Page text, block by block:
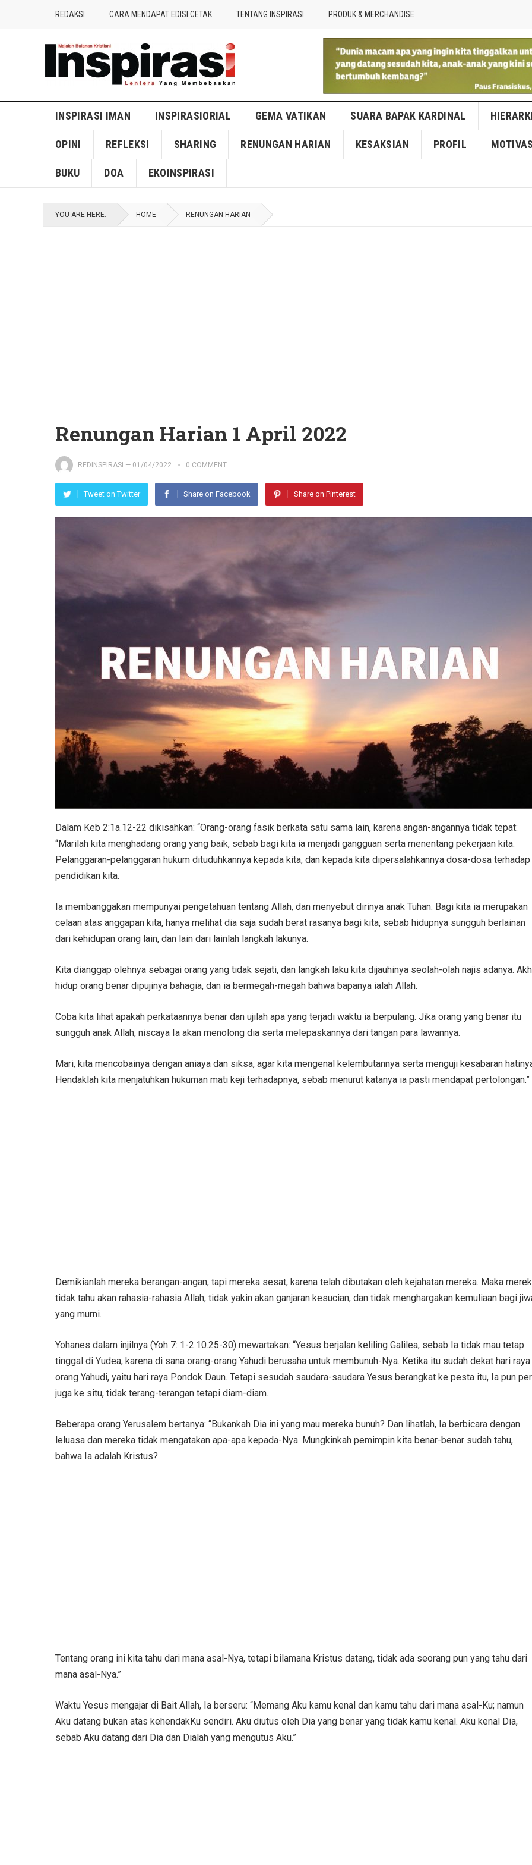
REDAKSI CARA MENDAPAT EDISI CETAK TENTANG INSPIRASI PRODUK & MERCHANDISE
INSPIRASI IMAN INSPIRASIORIAL GEMA VATIKAN SUARA BAPAK KARDINAL
OPINI REFLEKSI SHARING RENUNGAN HARIAN KESAKSIAN PROFIL
BUKU DOA EKOINSPIRASI
YOU ARE HERE: HOME RENUNGAN HARIAN
Renungan Harian 1 April 2022
REDINSPIRASI — 01/04/2022 0 COMMENT
Tweet on Twitter Share on Facebook Share on Pinterest
Dalam Keb 2:1a.12-22 dikisahkan: “Orang-orang fasik berkata satu sama lain, karena angan-angannya tidak tepat:
“Marilah kita menghadang orang yang baik, sebab bagi kita ia menjadi gangguan serta menentang pekerjaan kita.
Pelanggaran-pelanggaran hukum dituduhkannya kepada kita, dan kepada kita dipersalahkannya dosa-dosa terhadap
pendidikan kita.
Ia membanggakan mempunyai pengetahuan tentang Allah, dan menyebut dirinya anak Tuhan. Bagi kita ia merupakan
celaan atas anggapan kita, hanya melihat dia saja sudah berat rasanya bagi kita, sebab hidupnya sungguh berlainan
dari kehidupan orang lain, dan lain dari lainlah langkah lakunya.
Kita dianggap olehnya sebagai orang yang tidak sejati, dan langkah laku kita dijauhinya seolah-olah najis adanya.
hidup orang benar dipujinya bahagia, dan ia bermegah-megah bahwa bapanya ialah Allah.
Coba kita lihat apakah perkataannya benar dan ujilah apa yang terjadi waktu ia berpulang. Jika orang yang benar itu
sungguh anak Allah, niscaya Ia akan menolong dia serta melepaskannya dari tangan para lawannya.
Mari, kita mencobainya dengan aniaya dan siksa, agar kita mengenal kelembutannya serta menguji kesabaran
Hendaklah kita menjatuhkan hukuman mati keji terhadapnya, sebab menurut katanya ia pasti mendapat pertolongan.”
Demikianlah mereka berangan-angan, tapi mereka sesat, karena telah dibutakan oleh kejahatan mereka. Maka
tidak tahu akan rahasia-rahasia Allah, tidak yakin akan ganjaran kesucian, dan tidak menghargakan kemuliaan bagi
yang murni.
Yohanes dalam injilnya (Yoh 7: 1-2.10.25-30) mewartakan: “Yesus berjalan keliling Galilea, sebab Ia tidak mau tetap
tinggal di Yudea, karena di sana orang-orang Yahudi berusaha untuk membunuh-Nya. Ketika itu sudah dekat hari raya
orang Yahudi, yaitu hari raya Pondok Daun. Tetapi sesudah saudara-saudara Yesus berangkat ke pesta itu, Ia pun
juga ke situ, tidak terang-terangan tetapi diam-diam.
Beberapa orang Yerusalem bertanya: “Bukankah Dia ini yang mau mereka bunuh? Dan lihatlah, Ia berbicara dengan
leluasa dan mereka tidak mengatakan apa-apa kepada-Nya. Mungkinkah pemimpin kita benar-benar sudah tahu,
bahwa Ia adalah Kristus?
Tentang orang ini kita tahu dari mana asal-Nya, tetapi bilamana Kristus datang, tidak ada seorang pun yang tahu dari
mana asal-Nya.”
Waktu Yesus mengajar di Bait Allah, Ia berseru: “Memang Aku kamu kenal dan kamu tahu dari mana asal-Ku; namun
Aku datang bukan atas kehendakKu sendiri. Aku diutus oleh Dia yang benar yang tidak kamu kenal. Aku kenal Dia,
sebab Aku datang dari Dia dan Dialah yang mengutus Aku.”